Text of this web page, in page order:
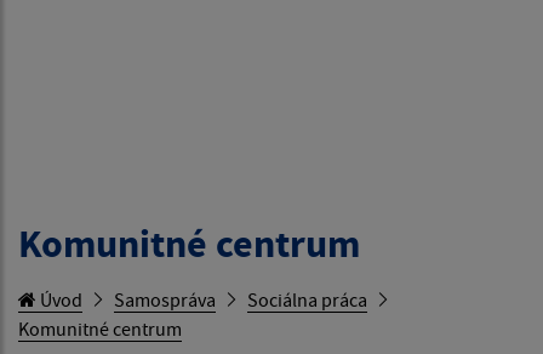
Komunitné centrum
Úvod Samospráva
Sociálna práca
Komunitné centrum